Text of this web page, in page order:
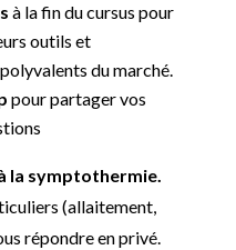
à la fin du cursus pour
outils et
du marché.
pour partager vos
la symptothermie.
(allaitement,
répondre en privé.